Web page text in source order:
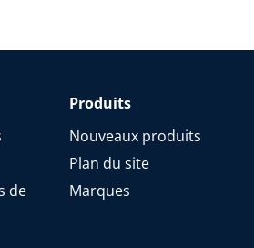
de
Produits
Nouveaux produits
Plan du site
Marques